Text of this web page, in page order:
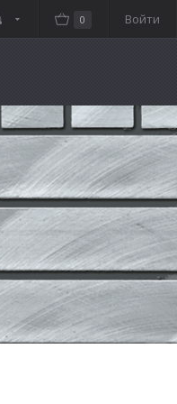
Войти
0